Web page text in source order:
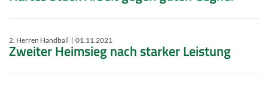
2. Herren Handball 01.11.2021
Zweiter Heimsieg nach starker Leistung